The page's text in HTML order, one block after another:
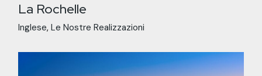
La Rochelle
Inglese Le Nostre Realizzazioni